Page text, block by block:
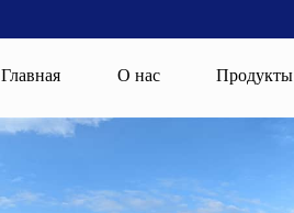
Главная О нас Продукты